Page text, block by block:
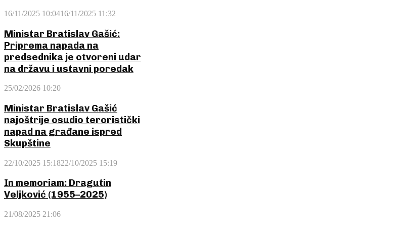
16/11/2025 10:0416/11/2025 11:32
Ministar Bratislav Gašić:
Priprema napada na
predsednika je otvoreni udar
na državu i ustavni poredak
25/02/2026 10:20
Ministar Bratislav Gašić
najoštrije osudio teroristički
napad na građane ispred
Skupštine
22/10/2025 15:1822/10/2025 15:19
In memoriam: Dragutin
Veljković (1955–2025)
21/08/2025 21:06